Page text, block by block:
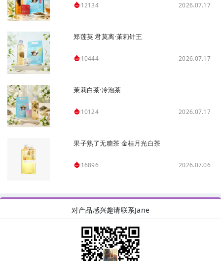
12134 2026.07.17
郑莲英 君莫离·茉莉针王
10444 2026.07.17
茉莉白茶·冷泡茶
10124 2026.07.17
果子熟了无糖茶 金桂月光白茶
16896 2026.07.06
对产品感兴趣请联系Jane